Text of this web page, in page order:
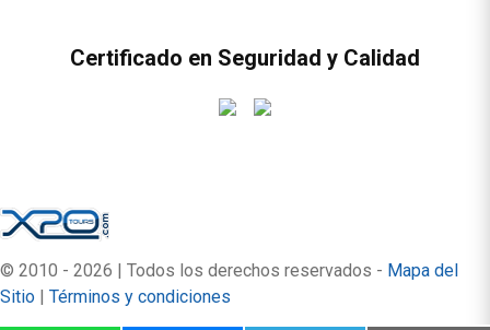
Certificado en Seguridad y Calidad
© 2010 - 2026 | Todos los derechos reservados - Mapa del
Sitio | Términos y condiciones